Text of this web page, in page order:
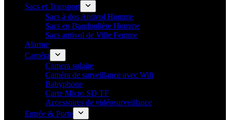
Sacs et Transport
Sacs à dos Antivol Homme
Sacs en Bandoulière Homme
Sacs antivol de Ville Femme
Alarme
Caméra
Camera solaire
Caméra de surveillance avec Wifi
Babyphone
Carte Micro SD TF
Accessoires de vidéosurveillance
Entrée & Porte